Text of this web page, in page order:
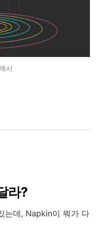
시
라?
는데, Napkin이 뭐가 다